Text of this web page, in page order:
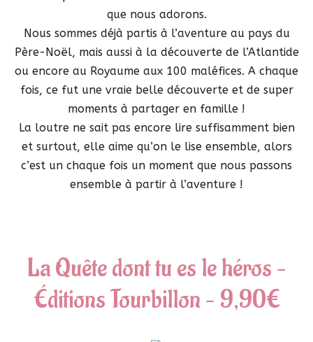
que nous adorons.
Nous sommes déjà partis à l’aventure au pays du
Père-Noël, mais aussi à la découverte de l’Atlantide
ou encore au Royaume aux 100 maléfices. A chaque
fois, ce fut une vraie belle découverte et de super
moments à partager en famille !
La loutre ne sait pas encore lire suffisamment bien
et surtout, elle aime qu’on le lise ensemble, alors
c’est un chaque fois un moment que nous passons
ensemble à partir à l’aventure !
La Quête dont tu es le héros –
Éditions Tourbillon – 9,90€